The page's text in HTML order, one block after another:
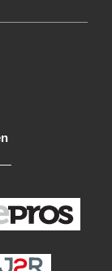
Hersteller
im Allgemeinen
entfernen.
ab, um alle